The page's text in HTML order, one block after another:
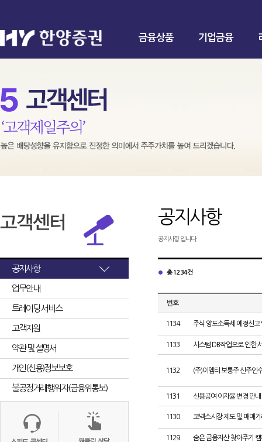
금융상품 기업금융
공지사항
업무안내
트레이딩 서비스
고객지원
약관 및 설명서
개인(신용)정보보호
불공정거래행위자(금융위통보)
공지사항
공지사항 입니다.
총 1234건
번호
1134 주식 양도소득세 예정신고
1133 시스템 DB작업으로 인한
1132 (주)이엠티 보통주 신주인
1131 신용공여 이자율 변경 안내
1130 코넥스시장 제도 및 매매
1129 숨은 금융자산 찾아주기